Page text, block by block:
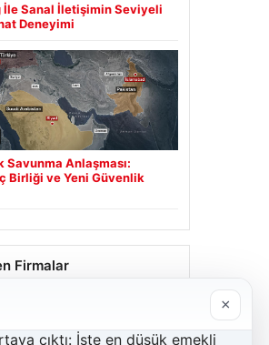
İle Sanal İletişimin Seviyeli
Deneyimi
Savunma Anlaşması:
Birliği ve Yeni Güvenlik
Firmalar
×